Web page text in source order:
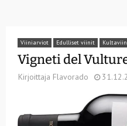
Viiniarviot Edulliset viinit
Vigneti del
Kirjoittaja Flavorado